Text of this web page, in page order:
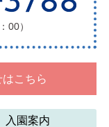
00）
こちら
入園案内